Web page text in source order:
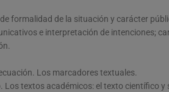
formalidad de la situación y carácter
e interpretación de intenciones;
Los marcadores textuales.
textos académicos: el texto científico